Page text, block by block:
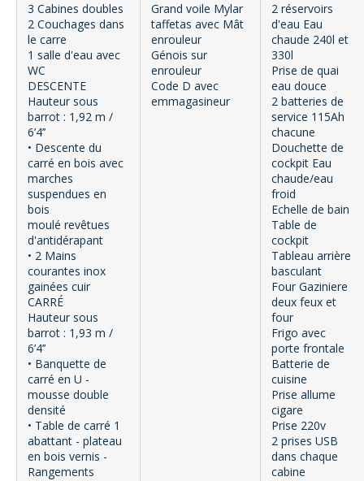
3 Cabines doubles
2 Couchages dans
le carre
1 salle d'eau avec
WC
DESCENTE
Hauteur sous
barrot : 1,92 m /
6’4’’
• Descente du
carré en bois avec
marches
suspendues en
bois
moulé revêtues
d'antidérapant
• 2 Mains
courantes inox
gainées cuir
CARRÉ
Hauteur sous
barrot : 1,93 m /
6’4’’
• Banquette de
carré en U -
mousse double
densité
• Table de carré 1
abattant - plateau
en bois vernis -
Rangements
Grand voile Mylar
taffetas avec Mât
enrouleur
Génois sur
enrouleur
Code D avec
emmagasineur
2 réservoirs
d'eau Eau
chaude 240l et
330l
Prise de quai
eau douce
2 batteries de
service 115Ah
chacune
Douchette de
cockpit Eau
chaude/eau
froid
Echelle de bain
Table de
cockpit
Tableau arrière
basculant
Four Gaziniere
deux feux et
four
Frigo avec
porte frontale
Batterie de
cuisine
Prise allume
cigare
Prise 220v
2 prises USB
dans chaque
cabine